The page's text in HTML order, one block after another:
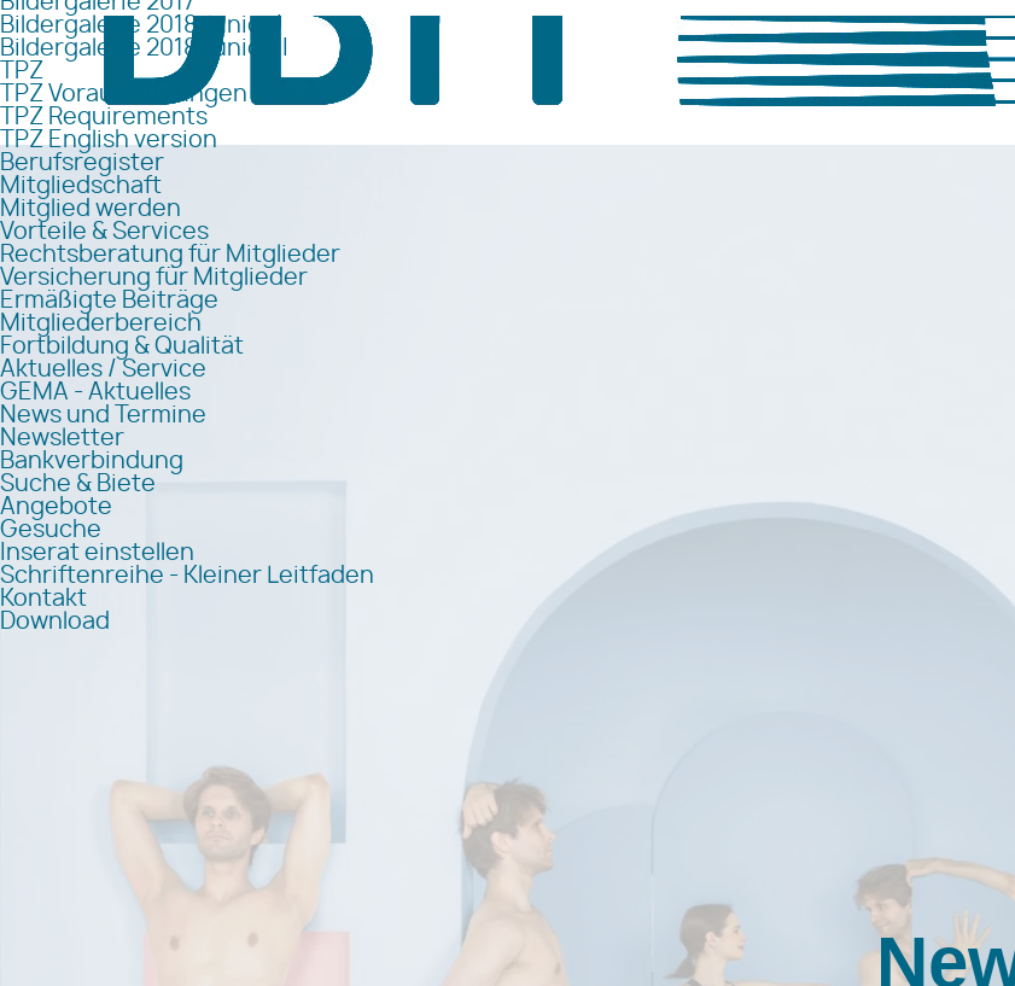
Bildergalerie 2018 Junior I
Bildergalerie 2018 Junior II
TPZ
TPZ Voraussetzungen
TPZ Requirements
TPZ English version
Berufsregister
Mitgliedschaft
Mitglied werden
Vorteile & Services
Rechtsberatung für Mitglieder
Versicherung für Mitglieder
Ermäßigte Beiträge
Mitgliederbereich
Fortbildung & Qualität
Aktuelles / Service
GEMA - Aktuelles
News und Termine
Newsletter
Bankverbindung
Suche & Biete
Angebote
Gesuche
Inserat einstellen
Schriftenreihe - Kleiner Leitfaden
Kontakt
Download